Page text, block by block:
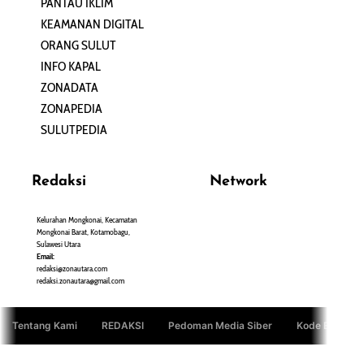
KEAMANAN DIGITAL
ORANG SULUT
INFO KAPAL
ZONADATA
ZONAPEDIA
SULUTPEDIA
Redaksi
Kelurahan Mongkonai, Kecamatan
Mongkonai Barat, Kotamobagu,
Sulawesi Utara
Email:
redaksi@zonautara.com
redaksi.zonautara@gmail.com
Network
Tentang Kami REDAKSI Pedoman Media Siber Kode Etik